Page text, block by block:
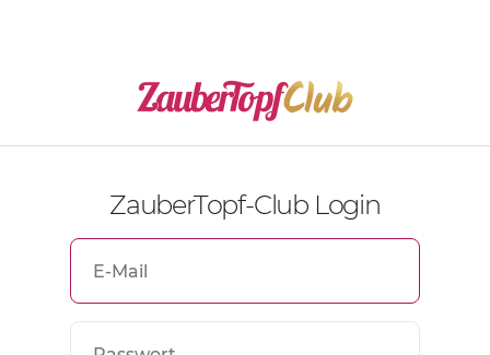
ZauberTopf-Club Login